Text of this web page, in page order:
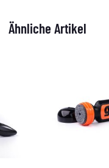
Ähnliche Artikel